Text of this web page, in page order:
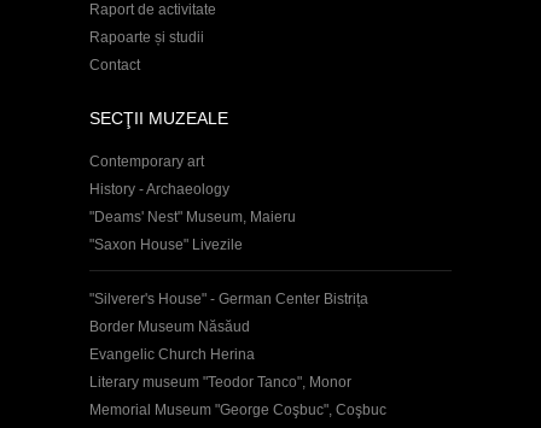
Raport de activitate
Rapoarte și studii
Contact
SECŢII MUZEALE
Contemporary art
History - Archaeology
"Deams' Nest" Museum, Maieru
"Saxon House" Livezile
"Silverer's House" - German Center Bistrița
Border Museum Năsăud
Evangelic Church Herina
Literary museum "Teodor Tanco", Monor
Memorial Museum "George Coşbuc", Coşbuc